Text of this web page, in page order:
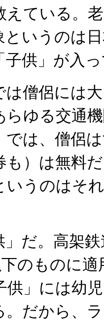
えている。
というのは
子供」が入
僧侶には
らゆる交通
では、僧侶
も）は無料
いうのはそ
だ。高架
のものに
供」には幼
。だから、